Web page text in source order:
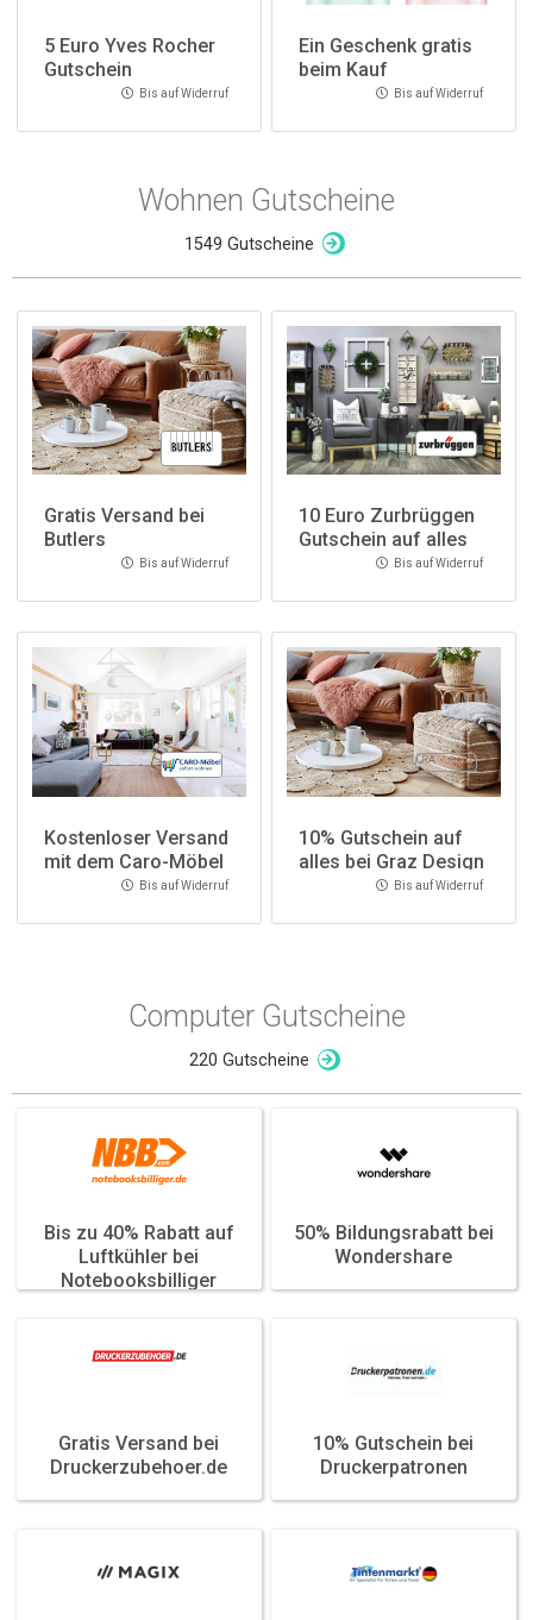
5 Euro Yves Rocher
Gutschein
Bis auf Widerruf
Ein Geschenk gratis
beim Kauf
ausgewählter Marken
Bis auf Widerruf
Wohnen Gutscheine
1549 Gutscheine
Gratis Versand bei
Butlers
Bis auf Widerruf
10 Euro Zurbrüggen
Gutschein auf alles
Bis auf Widerruf
Kostenloser Versand
mit dem Caro-Möbel
Gutschein
Bis auf Widerruf
10% Gutschein auf
alles bei Graz Design
Bis auf Widerruf
Computer Gutscheine
220 Gutscheine
Featured
Bis zu 40% Rabatt auf
Luftkühler bei
Notebooksbilliger
Featured
50% Bildungsrabatt bei
Wondershare
Featured
Gratis Versand bei
Druckerzubehoer.de
Featured
10% Gutschein bei
Druckerpatronen